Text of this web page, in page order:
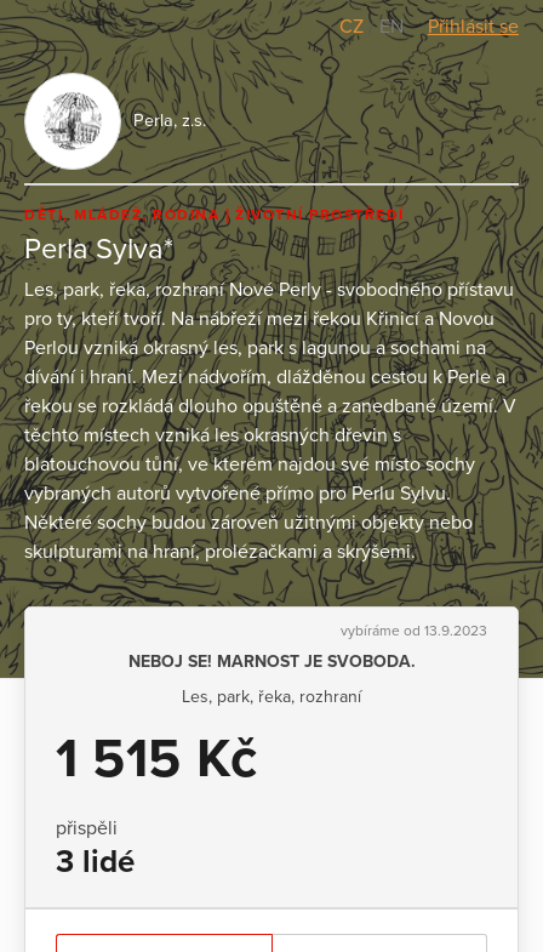
CZ /EN Přihlásit se
Perla, z.s.
DĚTI, MLÁDEŽ, RODINA ŽIVOTNÍ PROSTŘEDÍ
Perla Sylva*
Les, park, řeka, rozhraní Nové Perly - svobodného přístavu
pro ty, kteří tvoří. Na nábřeží mezi řekou Křinicí a Novou
Perlou vzniká okrasný les, park s lagunou a sochami na
dívání i hraní. Mezi nádvořím, dlážděnou cestou k Perle a
řekou se rozkládá dlouho opuštěné a zanedbané území. V
těchto místech vzniká les okrasných dřevin s
blatouchovou tůní, ve kterém najdou své místo sochy
vybraných autorů vytvořené přímo pro Perlu Sylvu.
Některé sochy budou zároveň užitnými objekty nebo
skulpturami na hraní, prolézačkami a skrýšemi.
vybíráme od 13.9.2023
NEBOJ SE! MARNOST JE SVOBODA.
Les, park, řeka, rozhraní
1 515 Kč
přispěli
3 lidé